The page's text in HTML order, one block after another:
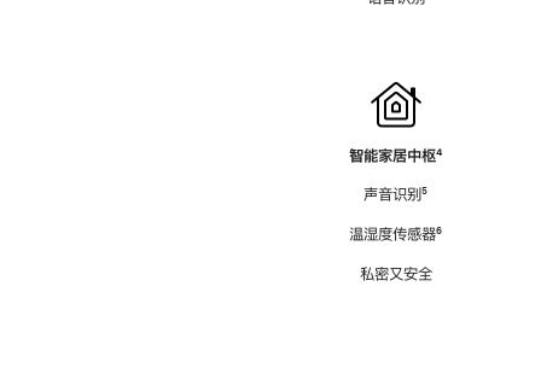
智能家居中枢脚
⁴
声音识别脚
⁵
温湿度传感器脚
⁶
私密又安全